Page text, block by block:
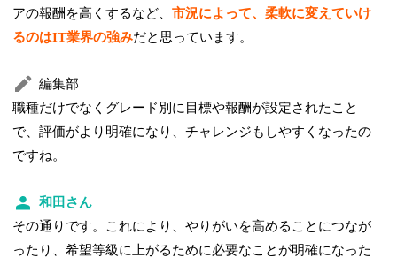
アの報酬を高くするなど、市況によって、柔軟に変えていけ
るのはIT業界の強みだと思っています。
編集部
職種だけでなくグレード別に目標や報酬が設定されたこと
で、評価がより明確になり、チャレンジもしやすくなったの
ですね。
和田さん
その通りです。これにより、やりがいを高めることにつなが
ったり、希望等級に上がるために必要なことが明確になった